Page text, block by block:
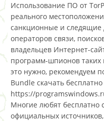
Использование ПО от
реального
санкционные и следящие
операторов связи,
владельцев Интернет-
программ-шпионов таких
это нужно, рекомендуем
Bundle скачать
https://
Многие любят бесплатно
официальных